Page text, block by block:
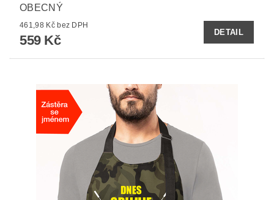
OBECNÝ
461,98 Kč bez DPH
559 Kč
DETAIL